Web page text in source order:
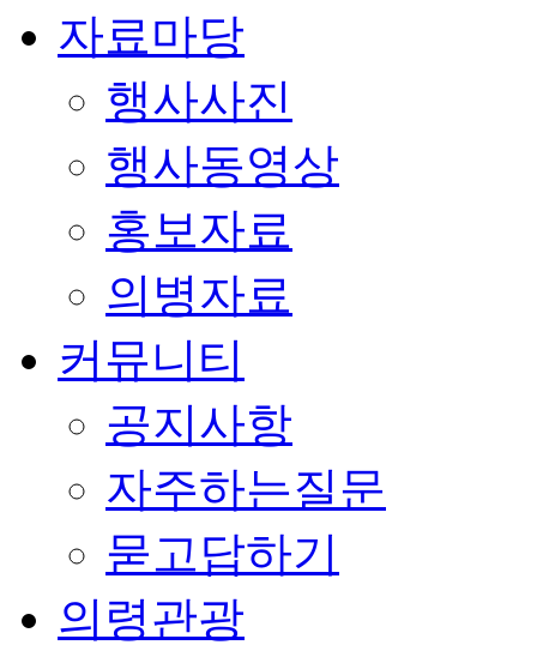
자료마당
행사사진
행사동영상
홍보자료
의병자료
커뮤니티
공지사항
자주하는질문
묻고답하기
의령관광